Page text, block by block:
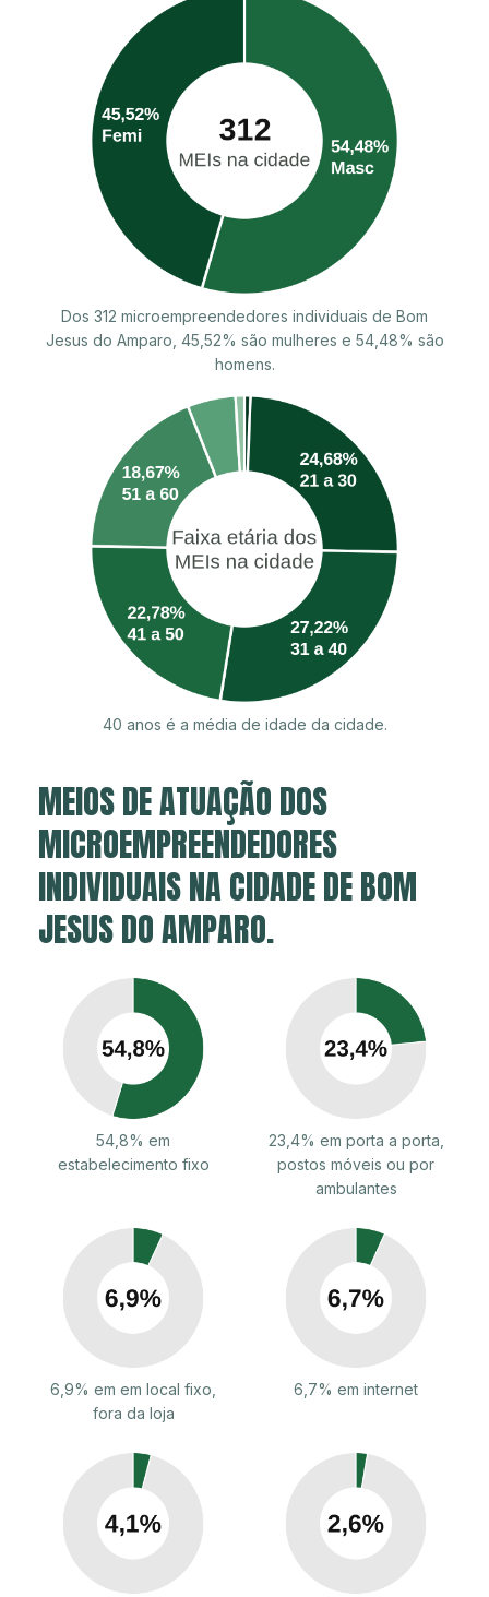
Dos 312 microempreendedores individuais de Bom
Jesus do Amparo, 45,52% são mulheres e 54,48% são
homens.
40 anos é a média de idade da cidade.
MEIOS DE ATUAÇÃO DOS
MICROEMPREENDEDORES
INDIVIDUAIS NA CIDADE DE BOM
JESUS DO AMPARO.
54,8% em
estabelecimento fixo
23,4% em porta a porta,
postos móveis ou por
ambulantes
6,9% em em local fixo,
fora da loja
6,7% em internet